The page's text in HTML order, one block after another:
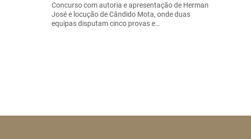
Concurso com autoria e apresentação de Herman
José e locução de Cândido Mota, onde duas
equipas disputam cinco provas e…